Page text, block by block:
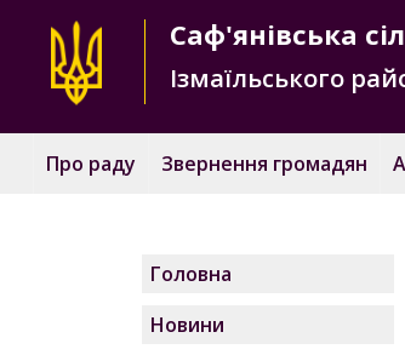
Саф'янівська
Ізмаїльського
Про раду Звернення громадян
Головна
Новини